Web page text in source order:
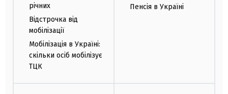
річних
Відстрочка від
мобілізації
Мобілізація в Україні:
скільки осіб мобілізує
ТЦК
Пенсія в Україні